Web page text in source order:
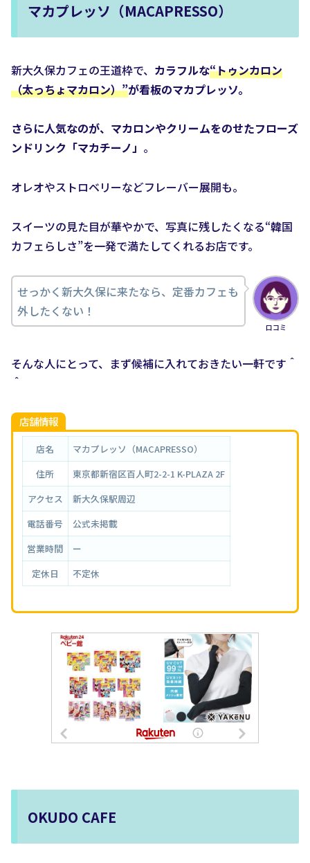
マカプレッソ（MACAPRESSO）
新大久保カフェの王道枠で、 カラフルな“トゥンカロン
（太っちょマカロン）”が看板のマカプレッソ。
さらに人気なのが、マカロンやクリームをのせたフローズ
ンドリンク 「マカチーノ」 。
オレオやストロベリーなどフレーバー展開も。
スイーツの見た目が華やかで、写真に残したくなる“韓国
カフェらしさ”を一発で満たしてくれるお店です。
口コミ
せっかく新大久保に来たなら、定番カフェも
外したくない！
そんな人にとって、まず候補に入れておきたい一軒です＾
＾
店舗情報
店名
マカプレッソ（MACAPRESSO）
住所
東京都新宿区百人町2-2-1 K-PLAZA 2F
アクセス
新大久保駅周辺
電話番号
公式未掲載
営業時間
ー
定休日
不定休
OKUDO CAFE